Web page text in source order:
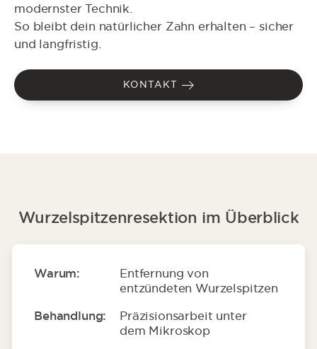
modernster Technik.
So bleibt dein natürlicher Zahn erhalten – sicher
und langfristig.
KONTAKT
Wurzelspitzenresektion im Überblick
Warum:
Entfernung von
entzündeten Wurzelspitzen
Behandlung:
Präzisionsarbeit unter
dem Mikroskop